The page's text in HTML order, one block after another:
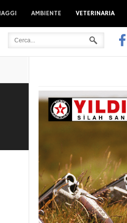
AMBIENTE VETERINARIA